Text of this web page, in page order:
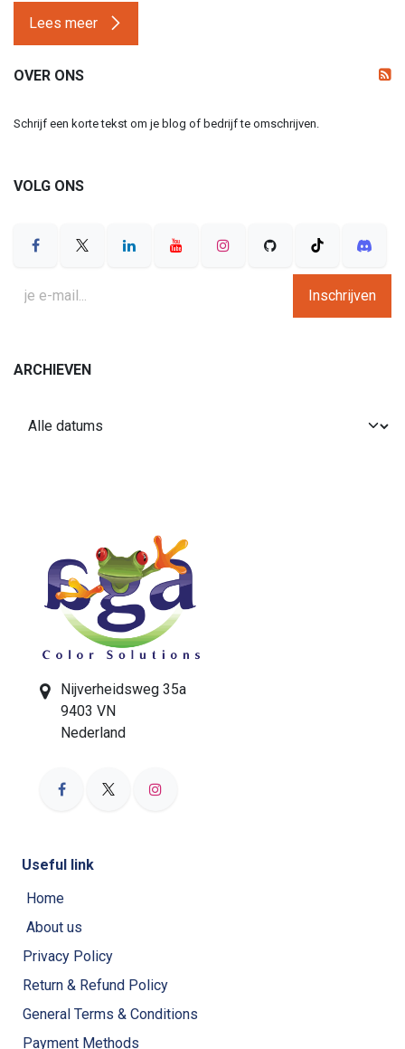
Lees meer
OVER ONS
Schrijf een korte tekst om je blog of bedrijf te omschrijven.
VOLG ONS
Inschrijven
ARCHIEVEN
Nijverheidsweg 35a
9403 VN
Nederland
Useful link
Home
About us
Privacy Policy
Return & Refund Policy
General Terms & Conditions
Payment Methods